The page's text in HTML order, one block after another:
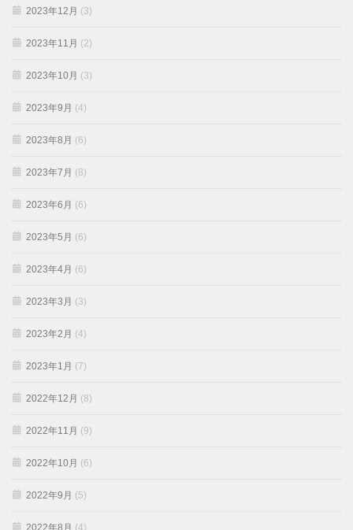
2023年12月 (3)
2023年11月 (2)
2023年10月 (3)
2023年9月 (4)
2023年8月 (6)
2023年7月 (8)
2023年6月 (6)
2023年5月 (6)
2023年4月 (6)
2023年3月 (3)
2023年2月 (4)
2023年1月 (7)
2022年12月 (8)
2022年11月 (9)
2022年10月 (6)
2022年9月 (5)